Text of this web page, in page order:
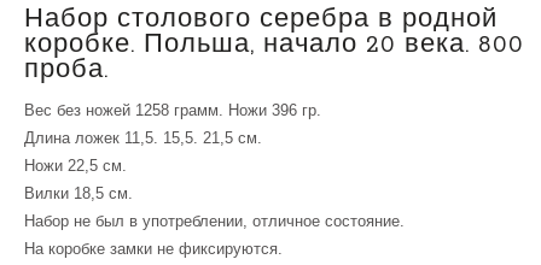
Набор столового серебра в родной
коробке. Польша, начало 20 века. 800
проба.
Вес без ножей 1258 грамм. Ножи 396 гр.
Длина ложек 11,5. 15,5. 21,5 см.
Ножи 22,5 см.
Вилки 18,5 см.
Набор не был в употреблении, отличное состояние.
На коробке замки не фиксируются.